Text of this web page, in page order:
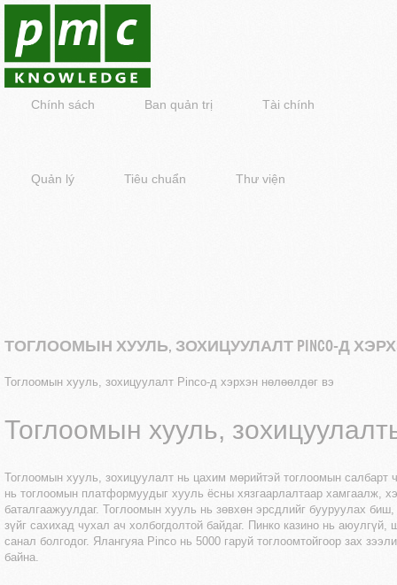
Chính sách Ban quản trị Tài chính
Quản lý Tiêu chuẩn Thư viện
ТОГЛООМЫН ХУУЛЬ, ЗОХИЦУУЛАЛТ PINCO-Д
Тоглоомын хууль, зохицуулалт Pinco-д хэрхэн нөлөөлдөг вэ
Тоглоомын хууль,
Тоглоомын хууль, зохицуулалт нь цахим мөрийтэй тоглоомын салбарт
нь тоглоомын платформуудыг хууль ёсны хязгаарлалтаар хамгаалж,
баталгаажуулдаг. Тоглоомын хууль нь зөвхөн эрсдлийг бууруулах
зүйг сахихад чухал ач холбогдолтой байдаг. Пинко казино нь аюулгүй,
санал болгодог. Ялангуяа Pinco нь 5000 гаруй тоглоомтойгоор зах
байна.